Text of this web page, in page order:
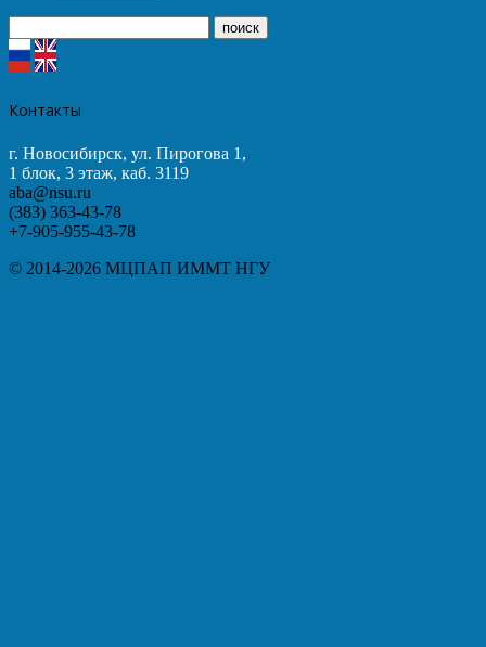
Контакты
г. Новосибирск, ул. Пирогова 1,
1 блок, 3 этаж, каб. 3119
aba@nsu.ru
(383) 363-43-78
+7-905-955-43-78
© 2014-2026 МЦПАП ИММТ НГУ